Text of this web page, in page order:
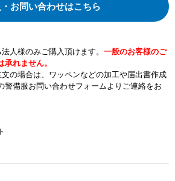
お問い合わせはこちら
人様のみご購入頂けます。 一般のお客様のご
れません。
の場合は、ワッペンなどの加工や届出書作成
警備服お問い合わせフォームよりご連絡をお